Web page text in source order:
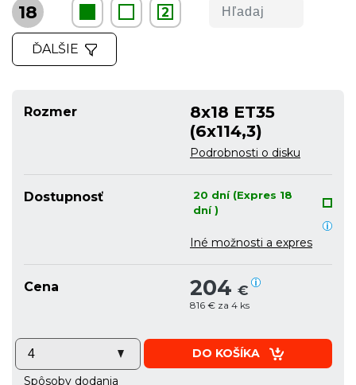
18 2
ĎALŠIE
Rozmer
8x18 ET35
(6x114,3)
Podrobnosti o disku
Dostupnosť
20 dní (Expres 18
dní )
Iné možnosti a expres
Cena 204 €
816 € za 4 ks
DO KOŠÍKA
Spôsoby dodania